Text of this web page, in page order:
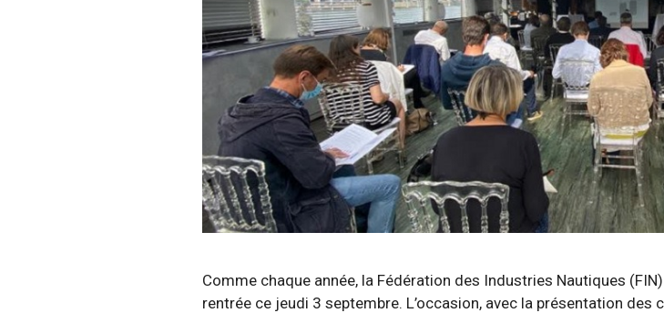
Comme chaque année, la Fédération des Industries Nautiques
rentrée ce jeudi 3 septembre. L’occasion, avec la présentation